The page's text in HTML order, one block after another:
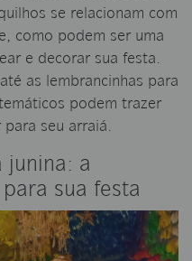
se relacionam com
como podem ser uma
e decorar sua festa.
as lembrancinhas para
podem trazer
seu arraiá.
junina: a
sua festa